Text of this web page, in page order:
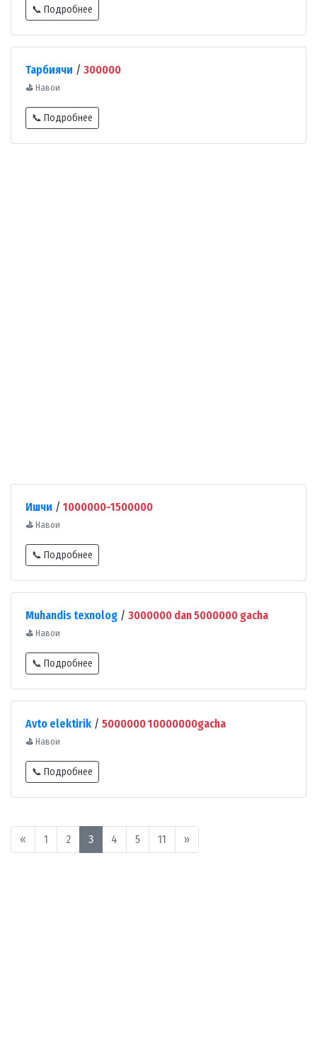
📞 Подробнее
Тарбиячи / 300000
⛳ Навои
📞 Подробнее
Ишчи / 1000000-1500000
⛳ Навои
📞 Подробнее
Muhandis texnolog / 3000000 dan 5000000 gacha
⛳ Навои
📞 Подробнее
Avto elektirik / 5000000 10000000gacha
⛳ Навои
📞 Подробнее
« 1 2 3 4 5 11 »